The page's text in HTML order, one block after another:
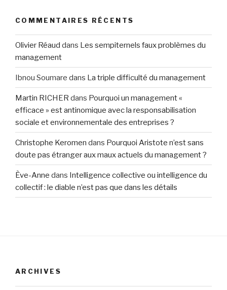
COMMENTAIRES RÉCENTS
Olivier Réaud dans Les sempiternels faux problèmes du
management
Ibnou Soumare dans La triple difficulté du management
Martin RICHER dans Pourquoi un management «
efficace » est antinomique avec la responsabilisation
sociale et environnementale des entreprises ?
Christophe Keromen dans Pourquoi Aristote n’est sans
doute pas étranger aux maux actuels du management ?
Ève-Anne dans Intelligence collective ou intelligence du
collectif : le diable n’est pas que dans les détails
ARCHIVES